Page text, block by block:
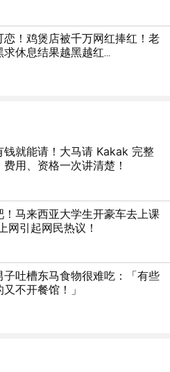
恋！鸡煲店被千万网红捧红！老
求休息结果越黑越红...
钱就能请！大马请 Kakak 完整
费用、资格一次讲清楚！
！马来西亚大学生开豪车去上课
网引起网民热议！
子吐槽东马食物很难吃：「有些
不开餐馆！」